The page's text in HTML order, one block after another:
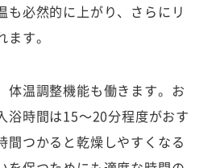
も必然的に上がり、さらにリ
す。
体温調整機能も働きます。お
浴時間は15〜20分程度がおす
間つかると乾燥しやすくなる